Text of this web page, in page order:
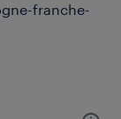
franche-